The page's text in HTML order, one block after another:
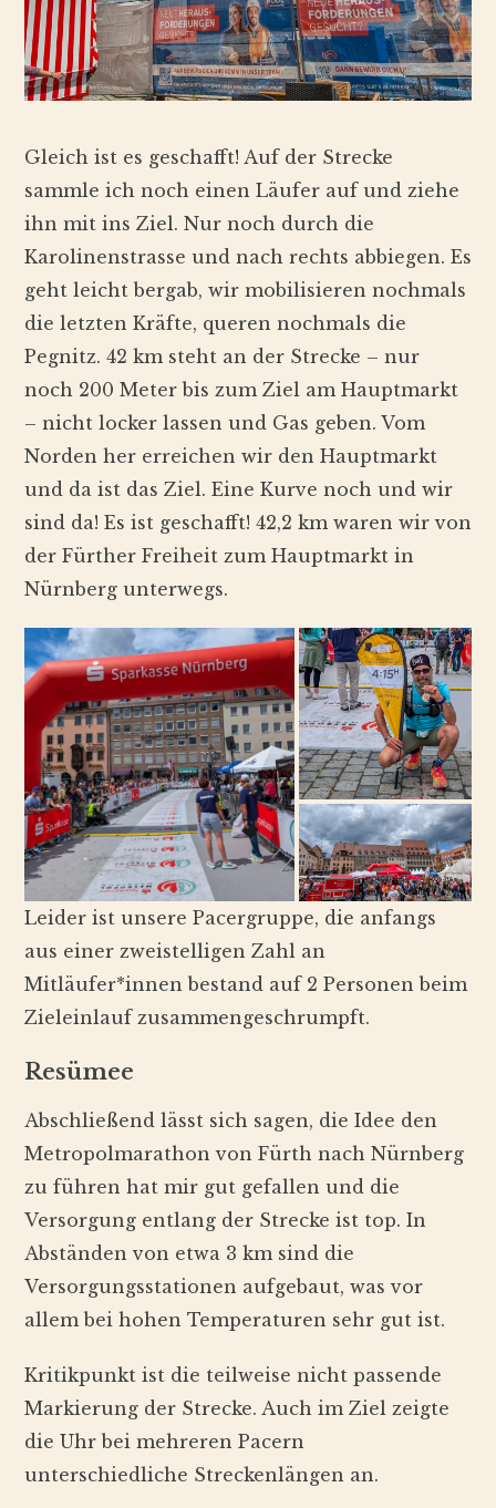
Gleich ist es geschafft! Auf der Strecke
sammle ich noch einen Läufer auf und ziehe
ihn mit ins Ziel. Nur noch durch die
Karolinenstrasse und nach rechts abbiegen. Es
geht leicht bergab, wir mobilisieren nochmals
die letzten Kräfte, queren nochmals die
Pegnitz. 42 km steht an der Strecke – nur
noch 200 Meter bis zum Ziel am Hauptmarkt
– nicht locker lassen und Gas geben. Vom
Norden her erreichen wir den Hauptmarkt
und da ist das Ziel. Eine Kurve noch und wir
sind da! Es ist geschafft! 42,2 km waren wir von
der Fürther Freiheit zum Hauptmarkt in
Nürnberg unterwegs.
Leider ist unsere Pacergruppe, die anfangs
aus einer zweistelligen Zahl an
Mitläufer*innen bestand auf 2 Personen beim
Zieleinlauf zusammengeschrumpft.
Resümee
Abschließend lässt sich sagen, die Idee den
Metropolmarathon von Fürth nach Nürnberg
zu führen hat mir gut gefallen und die
Versorgung entlang der Strecke ist top. In
Abständen von etwa 3 km sind die
Versorgungsstationen aufgebaut, was vor
allem bei hohen Temperaturen sehr gut ist.
Kritikpunkt ist die teilweise nicht passende
Markierung der Strecke. Auch im Ziel zeigte
die Uhr bei mehreren Pacern
unterschiedliche Streckenlängen an.